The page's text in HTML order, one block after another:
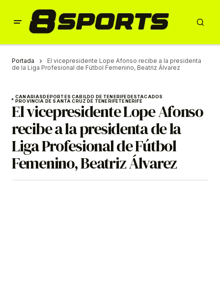
Portada
El vicepresidente Lope Afonso recibe a la presidenta
de la Liga Profesional de Fútbol Femenino, Beatriz Álvarez
CANARIASDEPORTES CABILDO DE TENERIFEDESTACADOS
PROVINCIA DE SANTA CRUZ DE TENERIFETENERIFE
El vicepresidente Lope Afonso
recibe a la presidenta de la
Liga Profesional de Fútbol
Femenino, Beatriz Álvarez